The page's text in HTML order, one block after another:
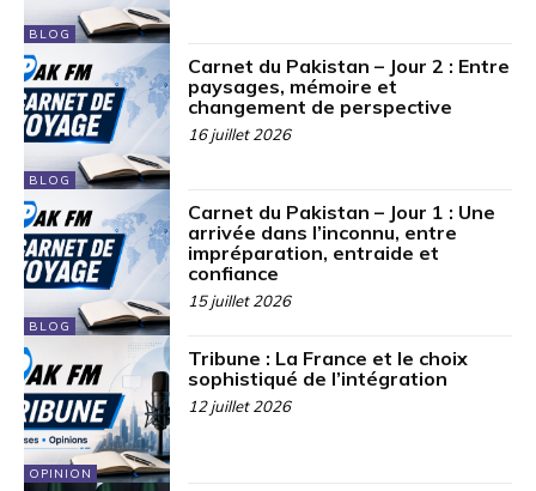
BLOG
BLOG
Carnet du Pakistan – Jour 2 : Entre
paysages, mémoire et
changement de perspective
16 juillet 2026
BLOG
Carnet du Pakistan – Jour 1 : Une
arrivée dans l’inconnu, entre
impréparation, entraide et
confiance
15 juillet 2026
OPINION
Tribune : La France et le choix
sophistiqué de l’intégration
12 juillet 2026